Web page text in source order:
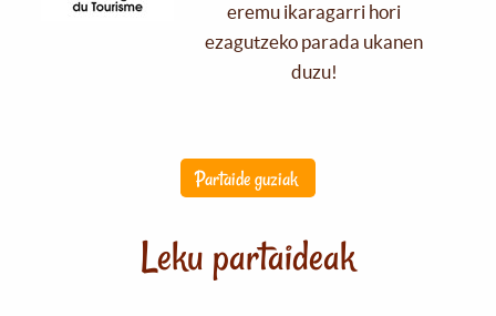
eremu ikaragarri hori
ezagutzeko parada ukanen
duzu!
Partaide guziak
Leku partaideak